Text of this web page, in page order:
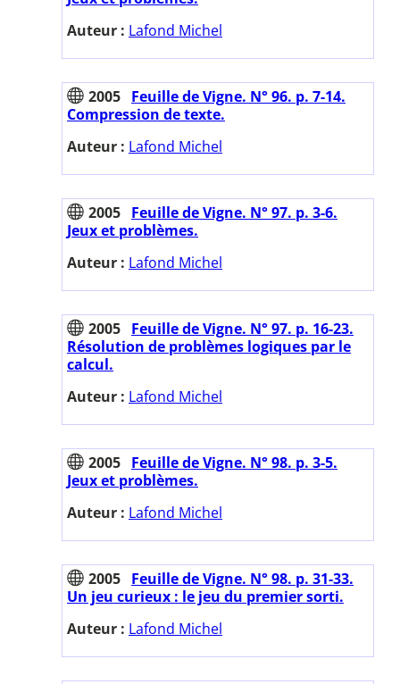
Auteur : Lafond Michel
2005 Feuille de Vigne. N° 96. p. 7-14.
Compression de texte.
Auteur : Lafond Michel
2005 Feuille de Vigne. N° 97. p. 3-6.
Jeux et problèmes.
Auteur : Lafond Michel
2005 Feuille de Vigne. N° 97. p. 16-23.
Résolution de problèmes logiques par le
calcul.
Auteur : Lafond Michel
2005 Feuille de Vigne. N° 98. p. 3-5.
Jeux et problèmes.
Auteur : Lafond Michel
2005 Feuille de Vigne. N° 98. p. 31-33.
Un jeu curieux : le jeu du premier sorti.
Auteur : Lafond Michel